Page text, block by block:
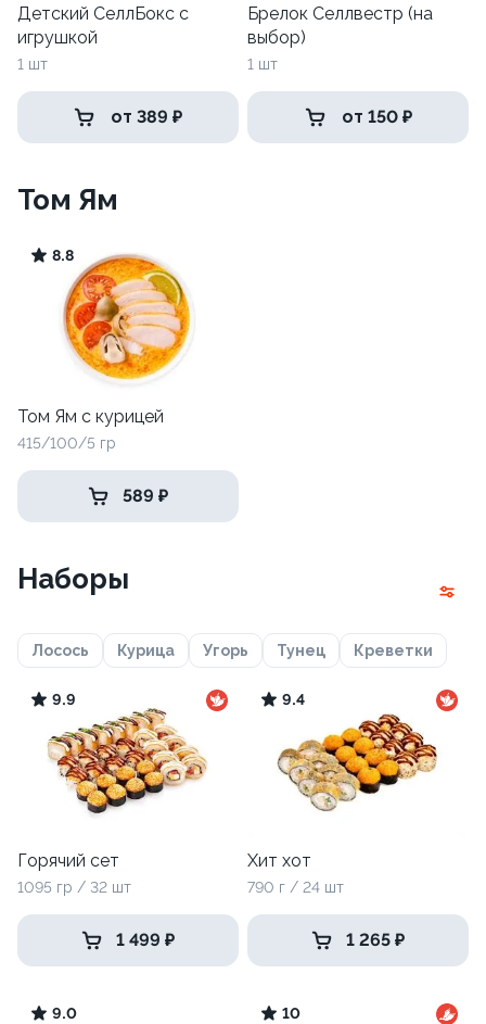
Детский СеллБокс с
игрушкой
1 шт
от 389 ₽
Брелок Селлвестр (на
выбор)
1 шт
от 150 ₽
Том Ям
8.8
Том Ям с курицей
415/100/5 гр
589 ₽
Наборы
Лосось Курица Угорь Тунец Креветки
9.9
Горячий сет
1095 гр / 32 шт
1 499 ₽
9.4
Хит хот
790 г / 24 шт
1 265 ₽
9.0 10